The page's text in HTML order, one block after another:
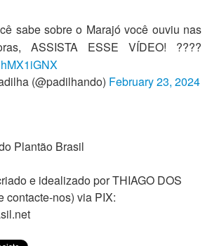
sabe sobre o Marajó você ouviu nas
ASSISTA ESSE VÍDEO! ????
(@padilhando) February 23, 2024
Plantão Brasil
e idealizado por THIAGO DOS
contacte-nos) via PIX: